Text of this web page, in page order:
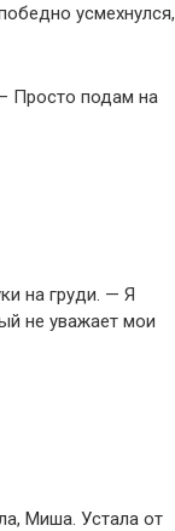
усмехнулся,
Просто подам на
на груди. — Я
не уважает мои
Миша. Устала от